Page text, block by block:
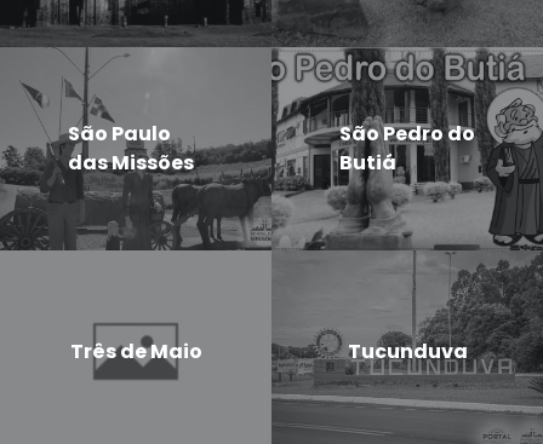
São Paulo
das Missões
São Pedro do
Butiá
Três de Maio Tucunduva